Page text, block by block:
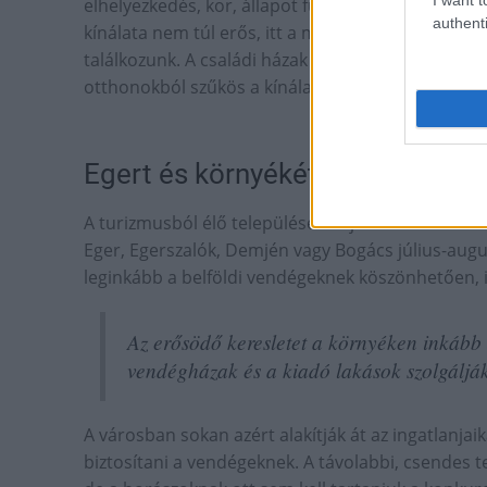
elhelyezkedés, kor, állapot függvényében 500-
kínálata nem túl erős, itt a magas minőség
találkozunk. A családi házak piacán szintén nagy
otthonokból szűkös a kínálat, hiába van
Egert és környékét a befektetők
A turizmusból élő településeken jól ki lehet adni
Eger, Egerszalók, Demjén vagy Bogács július-
leginkább a belföldi vendégeknek
Az erősödő keresletet a környéken
vendégházak és a kiadó lakások
A városban sokan azért alakítják át az
biztosítani a vendégeknek. A távolabbi, csendes